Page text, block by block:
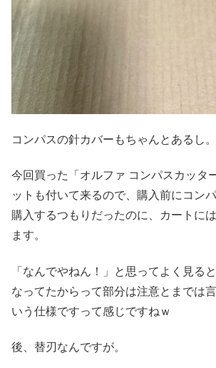
コンパスの針カバーもちゃんとあるし。
今回買った「オルファ コンパスカッタ
ットも付いて来るので、購入前にコン
購入するつもりだったのに、カートに
ます。
「なんでやねん！」と思ってよく見る
なってたからって部分は注意とまでは
いう仕様ですって感じですねｗ
後、替刃なんですが。